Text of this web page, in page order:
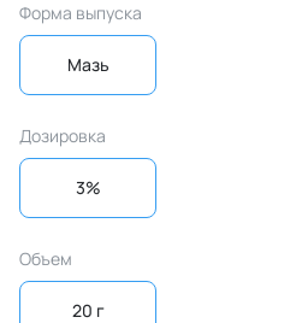
Форма выпуска
Мазь
Дозировка
3%
Объем
20 г